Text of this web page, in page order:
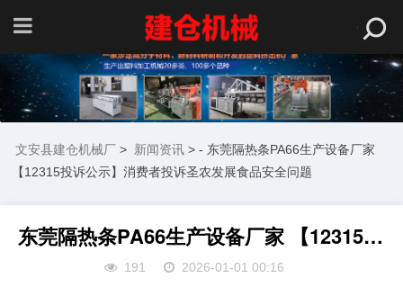
文安县建仓机械厂 > 新闻资讯 > - 东莞隔热条PA66生产设备厂家
【12315投诉公示】消费者投诉圣农发展食品安全问题
东莞隔热条PA66生产设备厂家 【12315投诉公示】消费者投诉圣农发展食品安全问题
191 2026-01-01 00:16